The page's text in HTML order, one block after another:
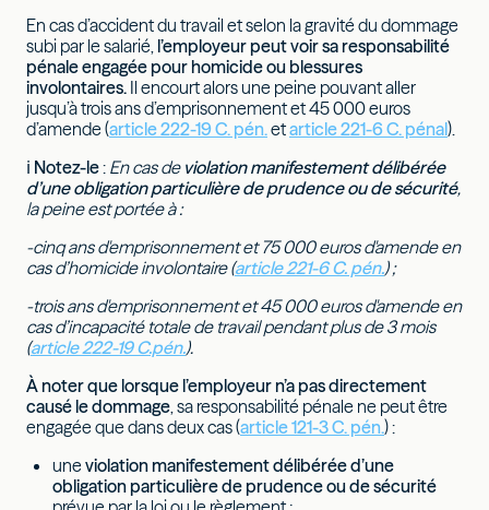
En cas d’accident du travail et selon la gravité du dommage
subi par le salarié, l’employeur peut voir sa responsabilité
pénale engagée pour homicide ou blessures
involontaires. Il encourt alors une peine pouvant aller
jusqu’à trois ans d’emprisonnement et 45 000 euros
d’amende (article 222-19 C. pén.etarticle 221-6 C. pénal).
ℹ Notez-le: En cas de violation manifestement délibérée
d’une obligation particulière de prudence ou de sécurité,
la peine est portée à :
-cinq ans d'emprisonnement et 75 000 euros d'amende en
cas d’homicide involontaire (article 221-6 C. pén.) ;
-trois ans d'emprisonnement et 45 000 euros d'amende en
cas d’incapacité totale de travail pendant plus de 3 mois
(article 222-19 C.pén.).
À noter que lorsque l’employeur n’a pas directement
causé le dommage, sa responsabilité pénale ne peut être
engagée que dans deux cas (article 121-3 C. pén.) :
une violation manifestement délibérée d’une
obligation particulière de prudence ou de sécurité